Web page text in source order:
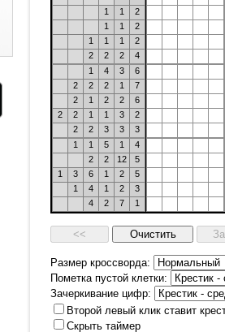
1
1
2
1
1
2
1
1 1
2
2
2 2
4
1
4 3
6
2
2 2 1
7
2
1 2 2
6
2
2 1 1 3
2
2
2 3 3
3
1
1 5 1
4
2
2 12
5
1
3 6 1 2
5
1
4 1 2
3
4
2 7 1
Размер кроссворда:
Пометка пустой клетки:
Зачеркивание цифр:
Второй левый клик ставит
Скрыть таймер